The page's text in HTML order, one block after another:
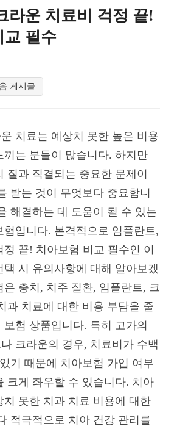
라운 치료비 걱정 끝!
교 필수
게시글
치료는 예상치 못한 높은 비용
끼는 분들이 많습니다. 하지만
질과 직결되는 중요한 문제이
받는 것이 무엇보다 중요합니
해결하는 데 도움이 될 수 있는
험입니다. 본격적으로 임플란트,
정 끝! 치아보험 비교 필수인 이
택 시 유의사항에 대해 알아보겠
은 충치, 치주 질환, 임플란트, 크
과 치료에 대한 비용 부담을 줄
보험 상품입니다. 특히 고가의
크라운의 경우, 치료비가 수백
기 때문에 치아보험 가입 여부
크게 좌우할 수 있습니다. 치아
치 못한 치과 치료 비용에 대한
적극적으로 치아 건강 관리를